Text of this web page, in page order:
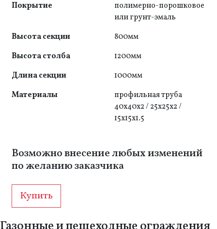
Покрытие
полимерно-порошковое
или грунт-эмаль
Высота секции
800мм
Высота столба
1200мм
Длина секции
1000мм
Материалы
профильная труба
40х40x2 / 25х25x2 /
15x15x1.5
Возможно внесение любых изменений
по желанию заказчика
Купить